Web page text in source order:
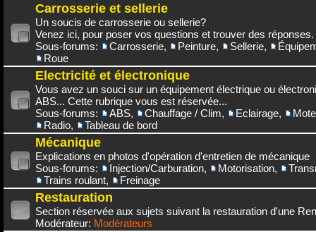
Carrosserie et sellerie
Un soucis de carrosserie ou sellerie?
Venez ici, pour poser vos questions et trouver des réponses.
Sous-forums:
Carrosserie, Peinture, Sellerie,
Roue
Electricité et électronique
Vous avez un souci sur un équipement électrique ou
ABS... Cette rubrique vous est réservée...
Sous-forums:
ABS, Chauffage / Clim, Eclairage,
Radio, Tableau de bord
Mécanique
Explications en photos d'opération d'entretien de mécanique
Sous-forums:
Injection/Carburation, Motorisation,
Trains roulant, Freinage
Restauration
Section réservée aux sujets suivant la restauration d'une
Modérateur: Modérateurs